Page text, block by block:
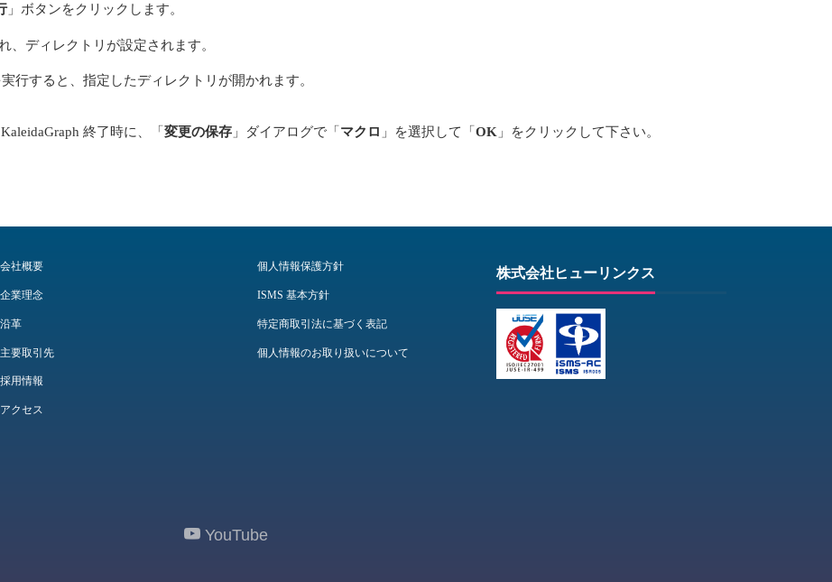
」ボタンをクリックします。
、ディレクトリが設定されます。
行すると、指定したディレクトリが開かれます。
終了時に、「変更の保存 」ダイアログで「マクロ 」を選択して「OK 」をクリックして下さい。
会社概要
企業理念
沿革
主要取引先
採用情報
アクセス
個人情報保護方針
ISMS 基本方針
特定商取引法に基づく表記
個人情報のお取り扱いについて
株式会社ヒューリンクス
YouTube